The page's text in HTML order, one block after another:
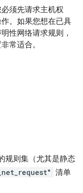
须先请求主机权
。如果您想在已具
性网络请求规则，
常适合。
规则集（尤其是静态
清单